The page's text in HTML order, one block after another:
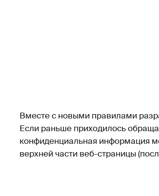
Вместе с новыми правилами
Если раньше приходилось
конфиденциальная информация
верхней части веб-страницы